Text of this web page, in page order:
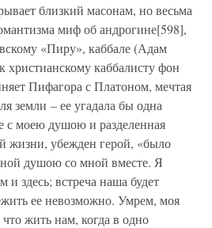
близкий масонам, но весьма
миф об андрогине[598],
«Пиру», каббале (Адам
каббалисту фон
Пифагора с Платоном, мечтая
земли – ее угадала бы одна
с моею душою и разделенная
жизни, убежден герой, «было
душою со мной вместе. Я
и здесь; встреча наша будет
ее невозможно. Умрем, моя
жить нам, когда в одно